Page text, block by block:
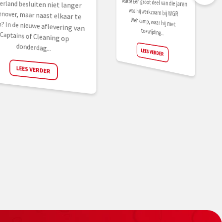
donderdag...
LEES VERDER
toewijding...
LEES VERDER